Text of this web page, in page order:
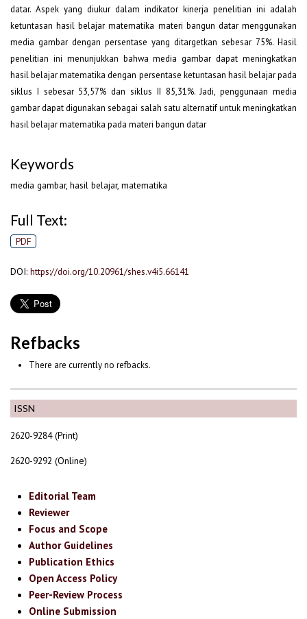
ISSN
2620-9284 (Print)
2620-9292 (Online)
Editorial Team
Reviewer
Focus and Scope
Author Guidelines
Publication Ethics
Open Access Policy
Peer-Review Process
Online Submission
datar. Aspek yang diukur dalam indikator kinerja penelitian ini adalah
ketuntasan hasil belajar matematika materi bangun datar menggunakan
media gambar dengan persentase yang ditargetkan sebesar 75%. Hasil
penelitian ini menunjukkan bahwa media gambar dapat meningkatkan
hasil belajar matematika dengan persentase ketuntasan hasil belajar pada
siklus I sebesar 53,57% dan siklus II 85,31%. Jadi, penggunaan media
gambar dapat digunakan sebagai salah satu alternatif untuk meningkatkan
hasil belajar matematika pada materi bangun datar
Keywords
media gambar, hasil belajar, matematika
Full Text:
PDF
DOI: https://doi.org/10.20961/shes.v4i5.66141
Refbacks
There are currently no refbacks.